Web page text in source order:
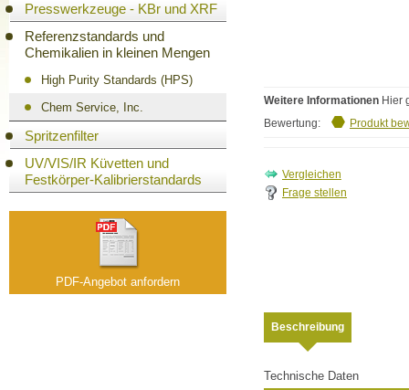
Presswerkzeuge - KBr und XRF
Referenzstandards und
Chemikalien in kleinen Mengen
High Purity Standards (HPS)
Chem Service, Inc.
Spritzenfilter
UV/VIS/IR Küvetten und
Festkörper-Kalibrierstandards
PDF-Angebot anfordern
Weitere Informationen Hier
Bewertung:
Produkt
Frage stellen
Beschreibung
Technische Daten